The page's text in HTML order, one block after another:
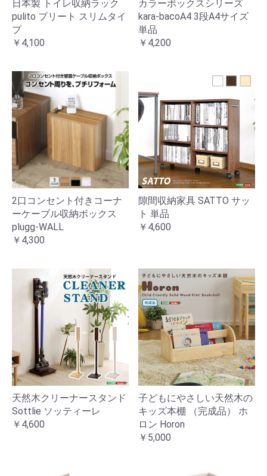
日本製 トイレ収納ラック
pulito プリート スリムタイ
プ
￥4,100
カラーボックスシリーズ
kara-bacoA4 3段A4サイズ
単品
￥4,200
2口コンセント付きコーナ
ーケーブル収納ボックス
plugg-WALL
￥4,300
隙間収納家具 SATTO サッ
ト 単品
￥4,600
天然木クリーナースタンド
Sottlie ソッティーレ
￥4,600
子どもにやさしい天然木の
キッズ本棚 （完成品） ホ
ロン Horon
￥5,000